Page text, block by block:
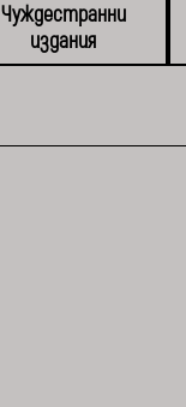
Чуждестранни
издания